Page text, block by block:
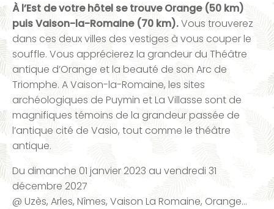
À l’Est de votre hôtel se trouve Orange (50 km)
puis Vaison-la-Romaine (70 km).Vous trouverez
dans ces deux villes des vestiges à vous couper le
souffle. Vous apprécierez la grandeur du Théâtre
antique d’Orange et la beauté de son Arc de
Triomphe. A Vaison-la-Romaine, les sites
archéologiques de Puymin et La Villasse sont de
magnifiques témoins de la grandeur passée de
l’antique cité de Vasio, tout comme le théâtre
antique.
Du dimanche 01 janvier 2023 au vendredi 31
décembre 2027
@ Uzès, Arles, Nîmes, Vaison La Romaine, Orange...